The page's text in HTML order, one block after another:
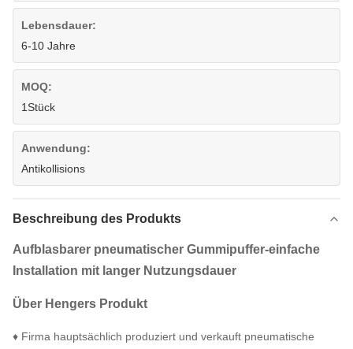
Lebensdauer:
6-10 Jahre
MOQ:
1Stück
Anwendung:
Antikollisions
Beschreibung des Produkts
Aufblasbarer pneumatischer Gummipuffer-einfache
Installation mit langer Nutzungsdauer
Über Hengers Produkt
♦ Firma hauptsächlich produziert und verkauft pneumatische